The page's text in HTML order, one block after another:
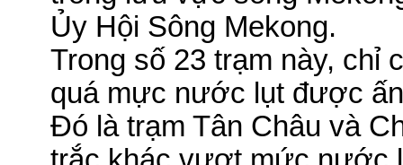
Ủy Hội Sông Mekong.
Trong số 23 trạm này, chỉ
quá mực nước lụt được
Đó là trạm Tân Châu và